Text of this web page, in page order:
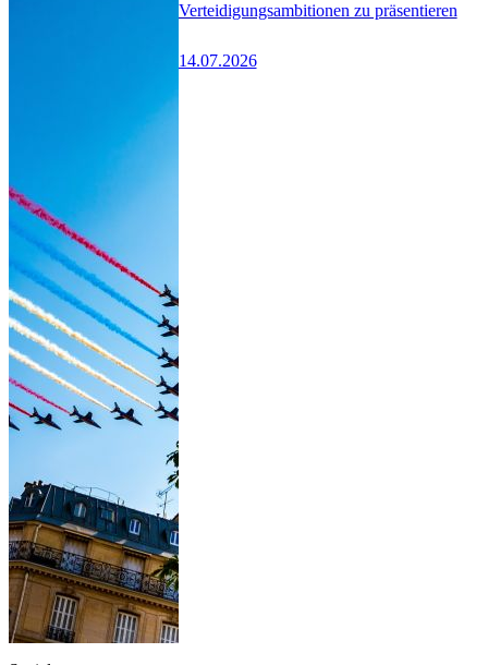
Verteidigungsambitionen zu präsentieren
14.07.2026